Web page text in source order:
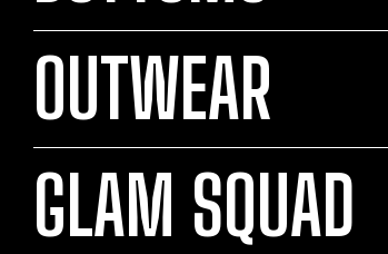
OUTWEAR
GLAM SQUAD